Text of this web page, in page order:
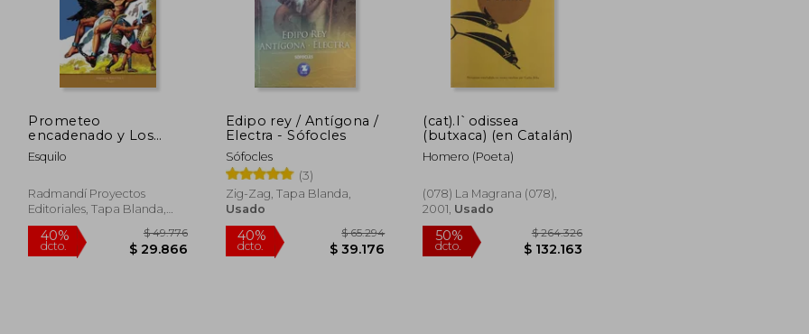
50% 50% $ 106.544 40%
Prometeo
encadenado y Los
siete sobre Tebas
(Ariel Juvenil Ilustrada)
Esquilo
Radmandí Proyectos
Editoriales, Tapa Blanda,
Nuevo
Edipo rey / Antígona /
Electra - Sófocles
Sófocles
(3)
Zig-Zag, Tapa Blanda,
Usado
(cat).l`odissea
(butxaca) (en Catalán)
Homero (Poeta)
(078) La Magrana (078),
2001, Usado